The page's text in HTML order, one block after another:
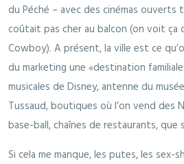
du Péché – avec des cinémas
coûtait pas cher au balcon (on voit ça
Cowboy). A présent, la ville est ce
du marketing une «destination
musicales de Disney, antenne du
Tussaud, boutiques où l’on vend des
base-ball, chaînes de restaurants, que
Si cela me manque, les putes, les sex-